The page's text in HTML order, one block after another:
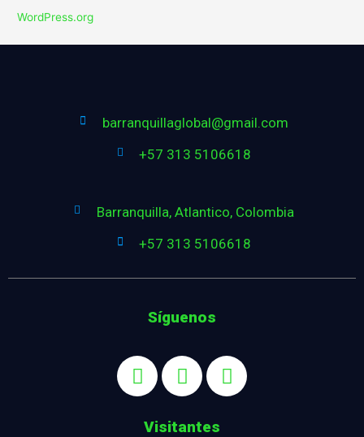
WordPress.org
barranquillaglobal@gmail.com
+57 313 5106618
Barranquilla, Atlantico, Colombia
+57 313 5106618
Síguenos
Visitantes